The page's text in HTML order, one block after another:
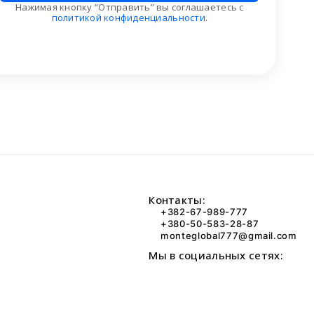
Нажимая кнопку “Отправить” вы соглашаетесь с
политикой конфиденциальности.
Контакты:
+382-67-989-777
+380-50-583-28-87
monteglobal777@gmail.com
Мы в социальных сетях: